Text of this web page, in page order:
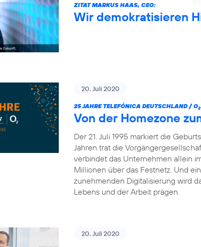
ZITAT MARKUS HAAS, CEO:
Wir demokratisieren
20. Juli 2020
25 JAHRE TELEFÓNICA DEUTSCHLAND / O2
Von der Homezone
Der 21. Juli 1995 markiert die
Jahren trat die
verbindet das Unternehmen allein
Millionen über das Festnetz. Und
zunehmenden Digitalisierung wird
Lebens und der Arbeit prägen.
20. Juli 2020